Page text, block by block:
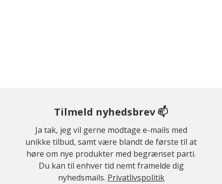
Tilmeld nyhedsbrev 📫
Ja tak, jeg vil gerne modtage e-mails med
unikke tilbud, samt være blandt de første til at
høre om nye produkter med begrænset parti.
Du kan til enhver tid nemt framelde dig
nyhedsmails. Privatlivspolitik